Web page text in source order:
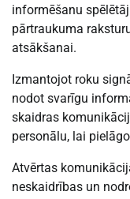
informēšanu
pārtraukuma
atsākšanai.
Izmantojot roku
nodot svarīgu
skaidras
personālu, lai
Atvērtas
neskaidrības un